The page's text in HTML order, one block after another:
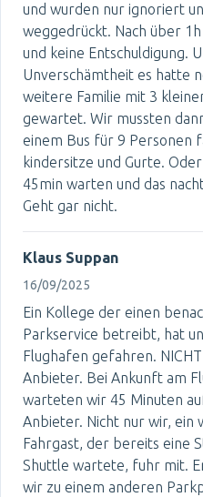
und wurden nur ignoriert
weggedrückt. Nach über
und keine Entschuldigung.
Unverschämtheit es hatte
weitere Familie mit 3
gewartet. Wir mussten
einem Bus für 9 Personen
kindersitze und Gurte.
45min warten und das
Geht gar nicht.
Klaus Suppan
16/09/2025
Ein Kollege der einen
Parkservice betreibt, hat
Flughafen gefahren.
Anbieter. Bei Ankunft am
warteten wir 45 Minuten
Anbieter. Nicht nur wir, ein
Fahrgast, der bereits eine
Shuttle wartete, fuhr mit.
wir zu einem anderen